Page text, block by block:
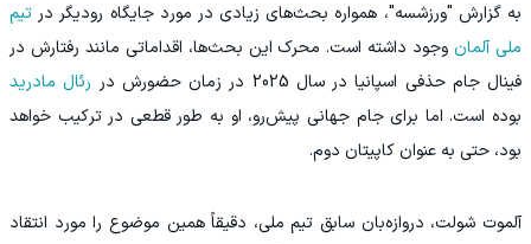
به گزارش "ورزشسه"، همواره بحث‌های زیادی در مورد جایگاه رودیگر در تیم
ملی آلمانوجود داشته است. محرک این بحث‌ها، اقداماتی مانند رفتارش در
فینال جام حذفی اسپانیا در سال 2025 در زمان حضورش در
رئال مادرید
بوده است. اما برای جام جهانی پیش‌رو، او به طور قطعی در ترکیب خواهد
بود، حتی به عنوان کاپیتان دوم.
آلموت شولت، دروازه‌بان سابق تیم ملی، دقیقاً همین موضوع را مورد انتقاد